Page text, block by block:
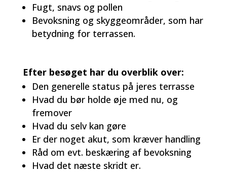
Fugt, snavs og pollen
Bevoksning og skyggeområder, som har
betydning for terrassen.
Efter besøget har du overblik over:
Den generelle status på jeres terrasse
Hvad du bør holde øje med nu, og
fremover
Hvad du selv kan gøre
Er der noget akut, som kræver handling
Råd om evt. beskæring af bevoksning
Hvad det næste skridt er.